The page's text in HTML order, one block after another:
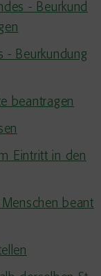
- Beurkund
- Beurkundung
beantragen
Eintritt in den
beant